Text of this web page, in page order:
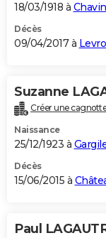
18/03/1918 à Chavin
Décès
09/04/2017 à
Suzanne
Créer une
Naissance
25/12/1923 à
Décès
15/06/2015 à
Paul